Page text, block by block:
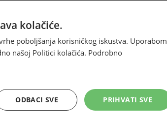
o Anasu Hamadiju
objavljen 17. svibnja 2026. godine pod
kolačiće.
poboljšanja korisničkog iskustva. Uporabom
našoj Politici kolačića. Podrobno
PRIHVATI SVE
ODBACI SVE